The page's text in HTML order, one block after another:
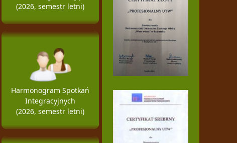
(2026, semestr letni)
Harmonogram Spotkań
Integracyjnych
(2026, semestr letni)